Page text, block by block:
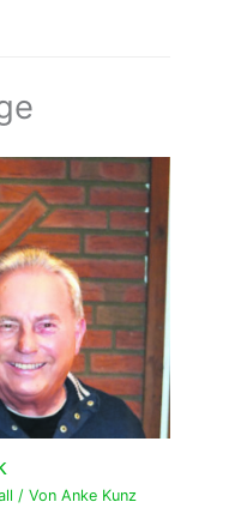
/ VonAnke Kunz